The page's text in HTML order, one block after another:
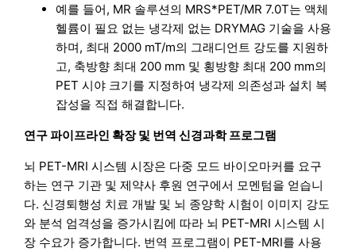
예를 들어, MR 솔루션의 MRS*PET/MR 7.0T는 액체
헬륨이 필요 없는 냉각제 없는 DRYMAG 기술을 사용
하며, 최대 2000 mT/m의 그래디언트 강도를 지원하
고, 축방향 최대 200 mm 및 횡방향 최대 200 mm의
PET 시야 크기를 지정하여 냉각제 의존성과 설치 복
잡성을 직접 해결합니다.
연구 파이프라인 확장 및 번역 신경과학 프로그램
뇌 PET-MRI 시스템 시장은 다중 모드 바이오마커를 요구
하는 연구 기관 및 제약사 후원 연구에서 모멘텀을 얻습니
다. 신경퇴행성 치료 개발 및 뇌 종양학 시험이 이미지 강도
와 분석 엄격성을 증가시킴에 따라 뇌 PET-MRI 시스템 시
장 수요가 증가합니다. 번역 프로그램이 PET-MRI를 사용